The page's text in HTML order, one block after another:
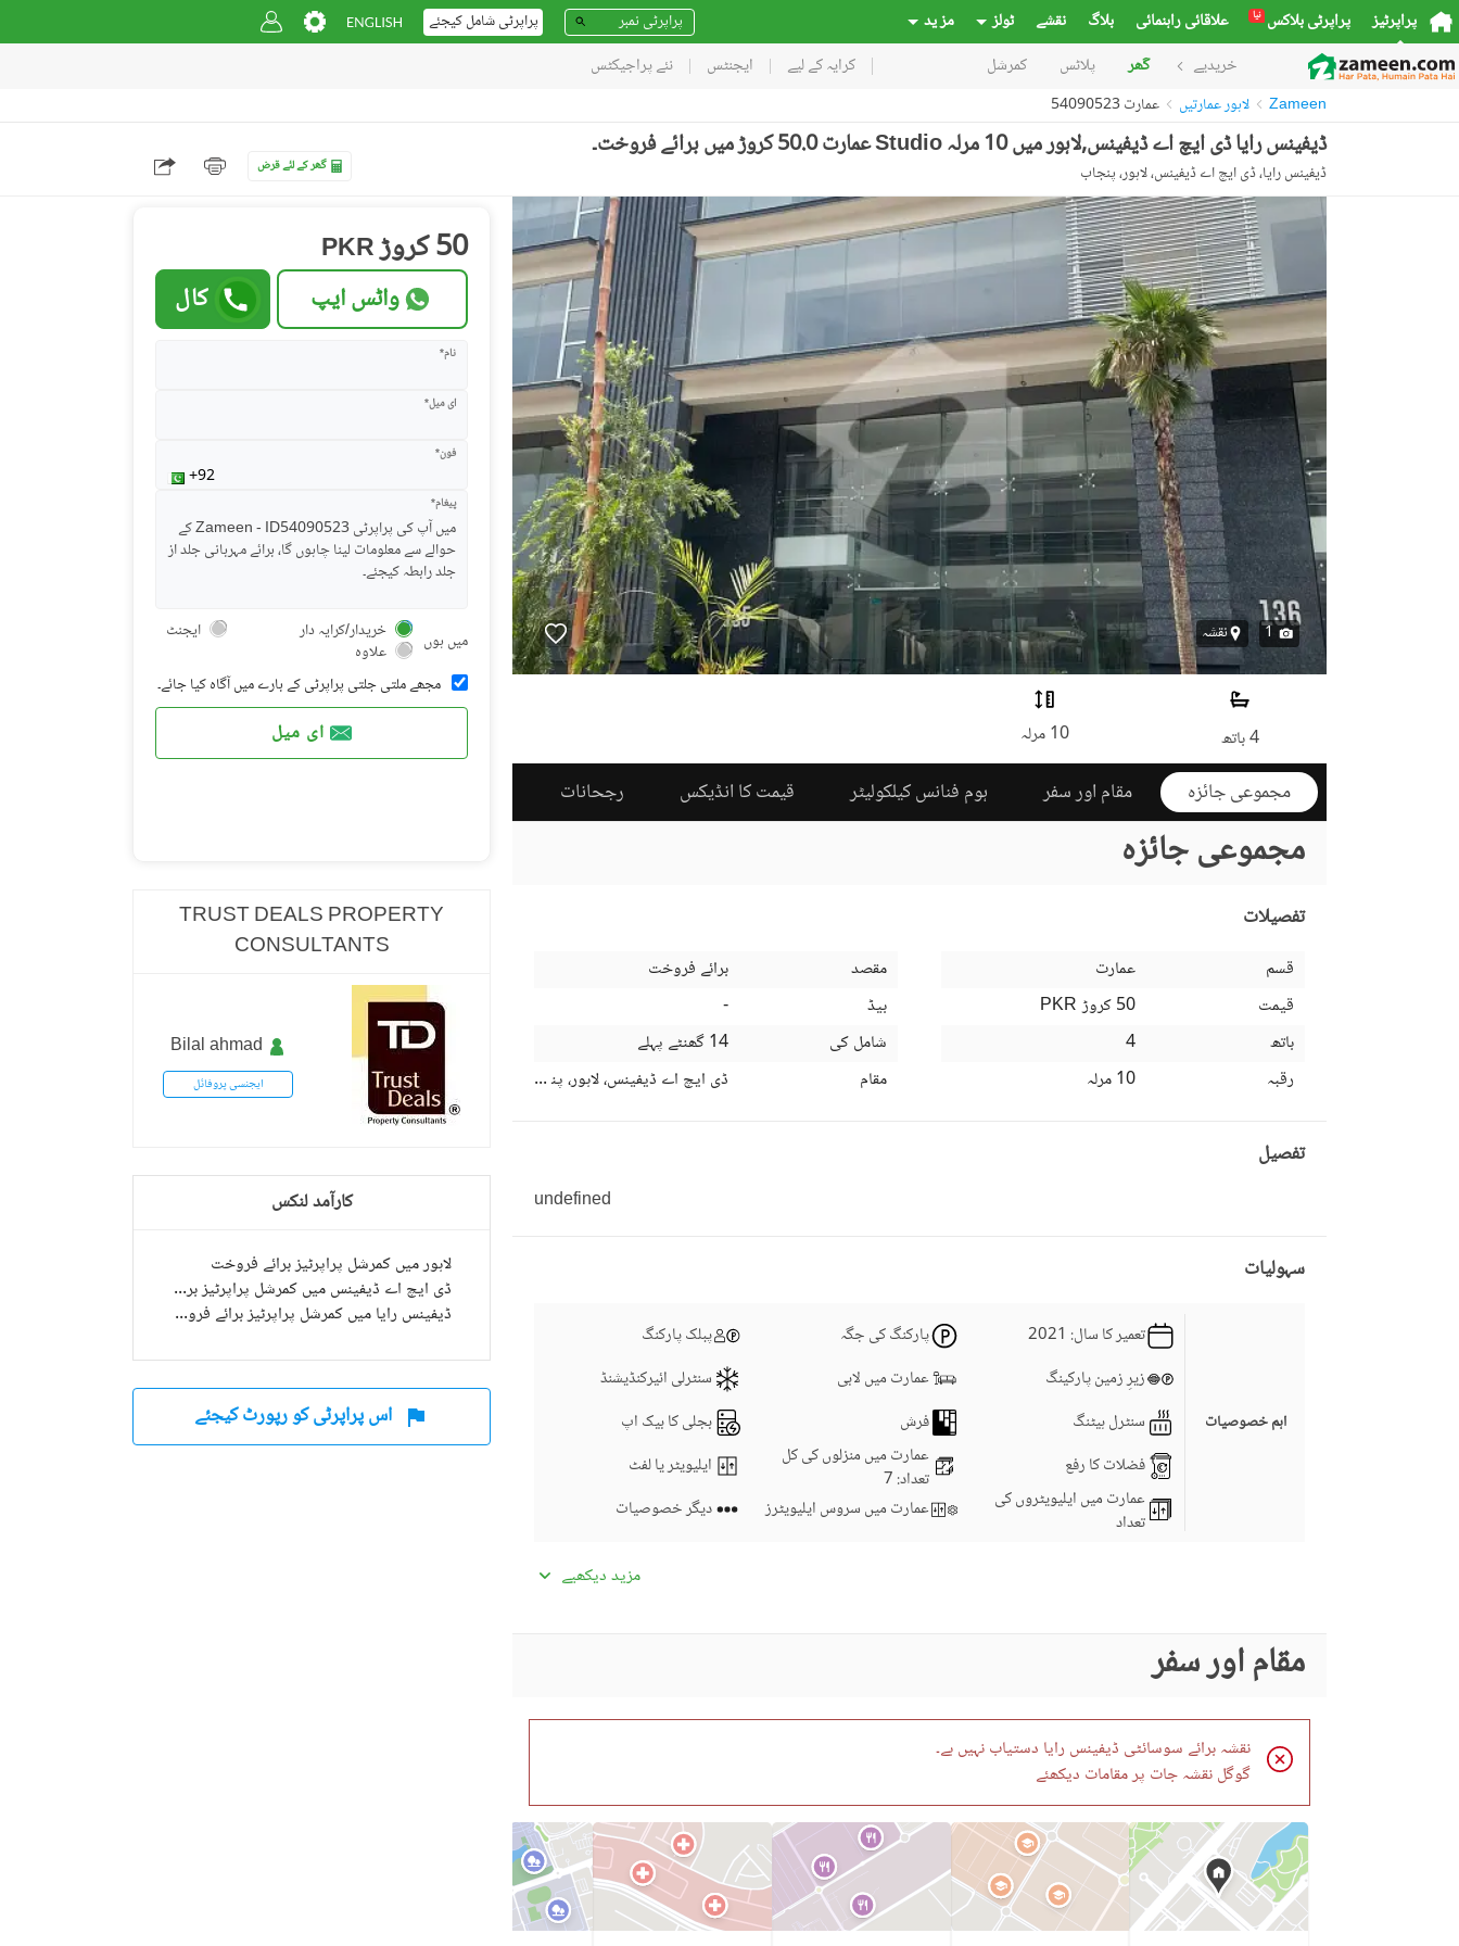
پراپرٹیز پراپرٹی بلاکس نیا علاقائی راہنمائی بلاگ نقشے ٹولز مز ید پراپرٹی شامل کیجئے
خریدیے گھر پلاٹس کمرشل کرایہ کے لیے ایجنٹس نئے پراجیکٹس
Zameen لاہور عمارتیں عمارت 54090523
ڈیفینس رایا ڈی ایچ اے ڈیفینس,لاہور میں 10 مرلہ Studio عمارت 50.0 کروڑ میں برائے فروخت۔
ڈیفینس رایا، ڈی ایچ اے ڈیفینس، لاہور، پنجاب گھر کے لئے قرض
1 نقشہ
4 باتھ 10 مرلہ
مجموعی جائزہ مقام اور سفر ہوم فنانس کیلکولیٹر قیمت کا انڈیکس رجحانات
مجموعی جائزہ
تفصیلات
قسم
عمارت
قیمت
PKR
50 کروڑ
باتھ
4
رقبہ
10 مرلہ
مقصد
برائے فروخت
بیڈ
-
شامل کی
14 گھنٹے پہلے
مقام
ڈی ایچ اے ڈیفینس، لاہور، پنجاب
تفصیل
undefined
سہولیات
اہم خصوصیات
تعمیر کا سال: 2021 پارکنگ کی جگہ
پبلک پارکنگ
زیرِ زمین پارکینگ
عمارت میں لابی
سنٹرلی ائیرکنڈیشنڈ
سنٹرل ہیٹنگ
فرش
بجلی کا بیک اپ
فضلات کا رفع
عمارت میں منزلوں کی کل
تعداد: 7
ایلیویٹر یا لفٹ
عمارت میں ایلیویٹروں کی
تعداد
عمارت میں سروس ایلیویٹرز دیگر خصوصیات
عمارت میں کاروباری مرکز یا
کمیونٹی خصوصیات
کمیونٹی لان یا گارڈن کمیونٹی سوئمنگ پول
کمیونٹی جم
فرسٹ ایڈ یا میڈیکل سنٹر
بار بی کیو کا حصہ
کمیونٹی مسجد
کمیونٹی سنٹر
دیگر کمیونٹی کی سہولیات
قریبی سکول قریبی ہسپتال
قریبی شاپنگ مالز
مزید دیکھیے
مقام اور سفر
نقشہ برائے سوسائٹی ڈیفینس رایا دستیاب نہیں ہے۔
گوگل نقشہ جات پر مقامات دیکھئے
PKR 50 کروڑ
واٹس ایپ کال
نام*
ای میل*
فون*
پیغام*
میں ہوں خریدار/کرایہ دار
ایجنٹ
علاوہ
مجھے ملتی جلتی پراپرٹی کے بارے میں آگاہ کیا جائے۔
ای میل
TRUST DEALS PROPERTY
CONSULTANTS
Bilal ahmad
ایجنسی پروفائل
کارآمد لنکس
لاہور میں کمرشل پراپرٹیز برائے فروخت
ڈی ایچ اے ڈیفینس میں کمرشل پراپرٹیز برائے فروخت
ڈیفینس رایا میں کمرشل پراپرٹیز برائے فروخت
اس پراپرٹی کو رپورٹ کیجئے